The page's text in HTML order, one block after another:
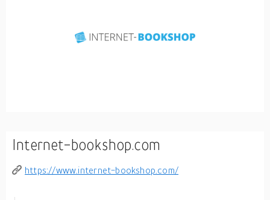
Internet-bookshop.com
https://www.internet-bookshop.com/